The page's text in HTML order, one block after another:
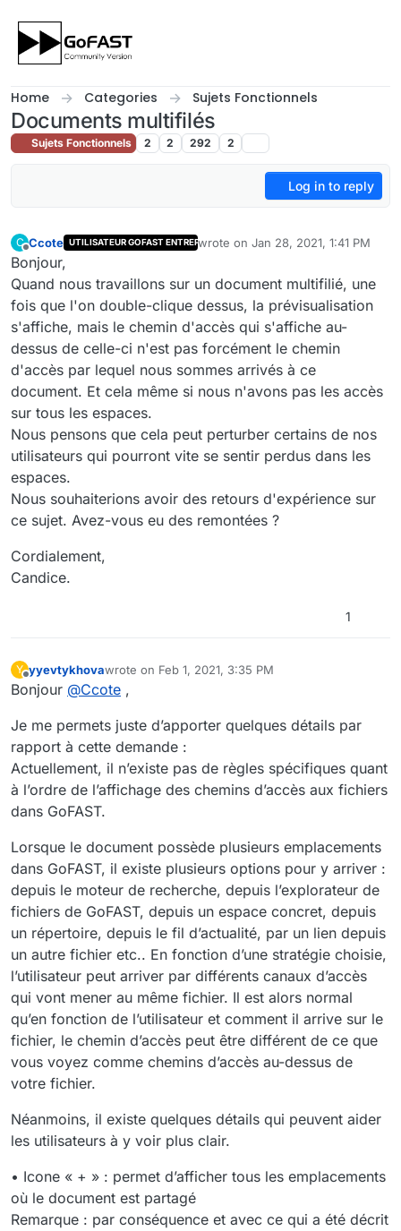
Home Categories Sujets Fonctionnels
Documents multifilés
Sujets Fonctionnels 2 2 292 2
Log in to reply
C
Offline
Ccote UTILISATEUR GOFAST ENTREPRISEwrote on Jan 28, 2021, 1:41 PM
last edited by
Bonjour,
Quand nous travaillons sur un document multifilié, une
fois que l'on double-clique dessus, la prévisualisation
s'affiche, mais le chemin d'accès qui s'affiche au-
dessus de celle-ci n'est pas forcément le chemin
d'accès par lequel nous sommes arrivés à ce
document. Et cela même si nous n'avons pas les accès
sur tous les espaces.
Nous pensons que cela peut perturber certains de nos
utilisateurs qui pourront vite se sentir perdus dans les
espaces.
Nous souhaiterions avoir des retours d'expérience sur
ce sujet. Avez-vous eu des remontées ?
Cordialement,
Candice.
1
Y
Offline
yyevtykhovawrote on Feb 1, 2021, 3:35 PM
last edited by yyevtykhova Feb 1, 2021, 4:36 PM
Bonjour @Ccote ,
Je me permets juste d’apporter quelques détails par
rapport à cette demande :
Actuellement, il n’existe pas de règles spécifiques quant
à l’ordre de l’affichage des chemins d’accès aux fichiers
dans GoFAST.
Lorsque le document possède plusieurs emplacements
dans GoFAST, il existe plusieurs options pour y arriver :
depuis le moteur de recherche, depuis l’explorateur de
fichiers de GoFAST, depuis un espace concret, depuis
un répertoire, depuis le fil d’actualité, par un lien depuis
un autre fichier etc.. En fonction d’une stratégie choisie,
l’utilisateur peut arriver par différents canaux d’accès
qui vont mener au même fichier. Il est alors normal
qu’en fonction de l’utilisateur et comment il arrive sur le
fichier, le chemin d’accès peut être différent de ce que
vous voyez comme chemins d’accès au-dessus de
votre fichier.
Néanmoins, il existe quelques détails qui peuvent aider
les utilisateurs à y voir plus clair.
• Icone « + » : permet d’afficher tous les emplacements
où le document est partagé
Remarque : par conséquence et avec ce qui a été décrit